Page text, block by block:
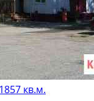
кв.м.